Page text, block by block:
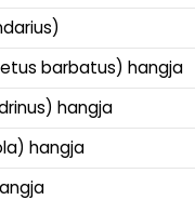
barbatus) hangja
hangja
hangja